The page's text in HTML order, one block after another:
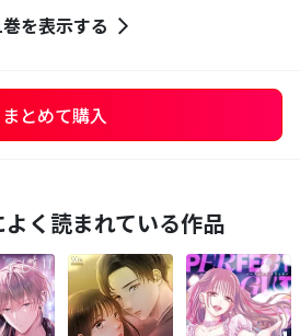
を表示する
まとめて購入
く読まれている作品